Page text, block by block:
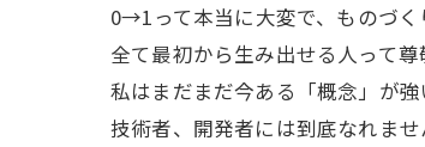
0→1って本当に大変で、ものづく
全て最初から生み出せる人って
私はまだまだ今ある「概念」が強
技術者、開発者には到底なれま